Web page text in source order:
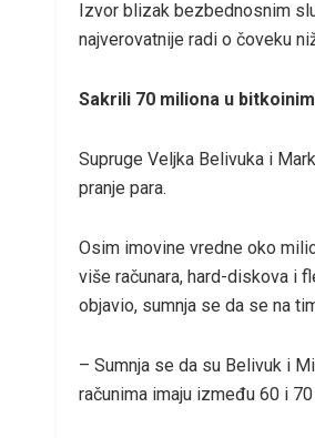
Izvor blizak bezbednosnim
najverovatnije radi o čoveku
Sakrili 70 miliona u
Supruge Veljka Belivuka i
pranje para.
Osim imovine vredne oko
više računara, hard-diskova i
objavio, sumnja se da se na
– Sumnja se da su Belivuk i
računima imaju između 60 i